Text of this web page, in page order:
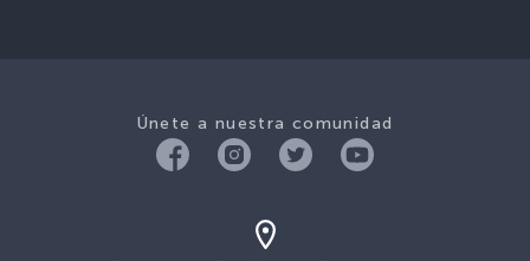
Únete a nuestra comunidad